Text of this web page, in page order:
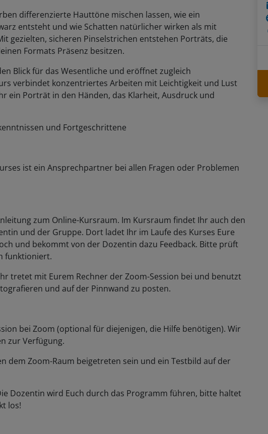
differenzierte Hauttöne mischen lassen, wie ein
entsteht und wie Schatten natürlicher wirken als mit
gezielten, sicheren Pinselstrichen entstehen Porträts, die
Formats Präsenz besitzen.
Blick für das Wesentliche und eröffnet zugleich
verbindet konzentriertes Arbeiten mit Leichtigkeit und Lust
ein Porträt in den Händen, das Klarheit, Ausdruck und
und Fortgeschrittene
ist ein Ansprechpartner bei allen Fragen oder Problemen
zum Online-Kursraum. Im Kursraum findet Ihr auch den
und der Gruppe. Dort ladet Ihr im Laufe des Kurses Eure
und bekommt von der Dozentin dazu Feedback. Bitte prüft
funktioniert.
tretet mit Eurem Rechner der Zoom-Session bei und benutzt
und auf der Pinnwand zu posten.
bei Zoom (optional für diejenigen, die Hilfe benötigen). Wir
zur Verfügung.
dem Zoom-Raum beigetreten sein und ein Testbild auf der
Dozentin wird Euch durch das Programm führen, bitte haltet
los!